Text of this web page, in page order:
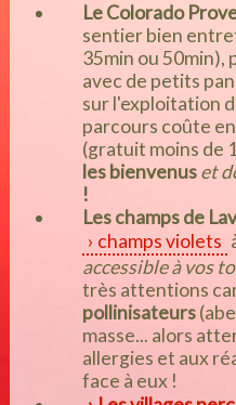
Le Colorado
sentier bien
35min ou 50min),
avec de petits
sur l'exploitation
parcours coûte
(gratuit moins de
les bienvenuset
!
Les champs de
champs violets
accessible à vos
très attentions
pollinisateurs
masse... alors
allergies et aux
face à eux !